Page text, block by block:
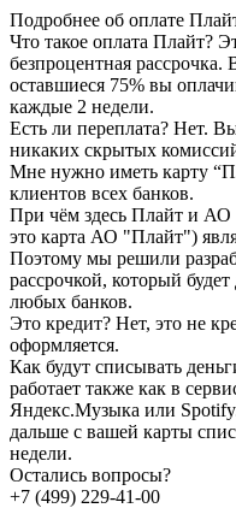
Подробнее об оплате
Что такое оплата Плайт?
безпроцентная рассрочка.
оставшиеся 75% вы
каждые 2 недели.
Есть ли переплата? Нет.
никаких скрытых
Мне нужно иметь карту
клиентов всех банков.
При чём здесь Плайт и
это карта АО "Плайт")
Поэтому мы решили
рассрочкой, который
любых банков.
Это кредит? Нет, это не
оформляется.
Как будут списывать
работает также как в
Яндекс.Музыка или
дальше с вашей карты
недели.
Остались вопросы?
+7 (499) 229-41-00